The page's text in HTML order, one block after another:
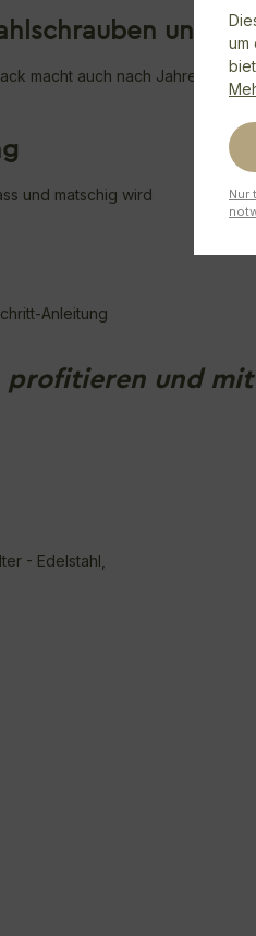
und
macht auch nach Jahren noch
und matschig wird
Anleitung
und
- Edelstahl,
um
Nur